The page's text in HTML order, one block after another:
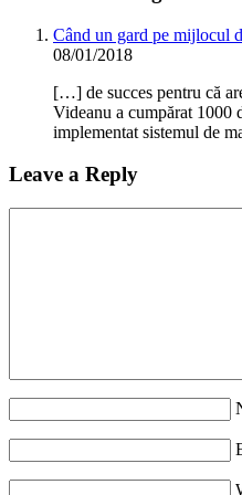
Când un gard pe mijlocul
08/01/2018
[…] de succes pentru că
Videanu a cumpărat 1000
implementat sistemul de
Leave a Reply